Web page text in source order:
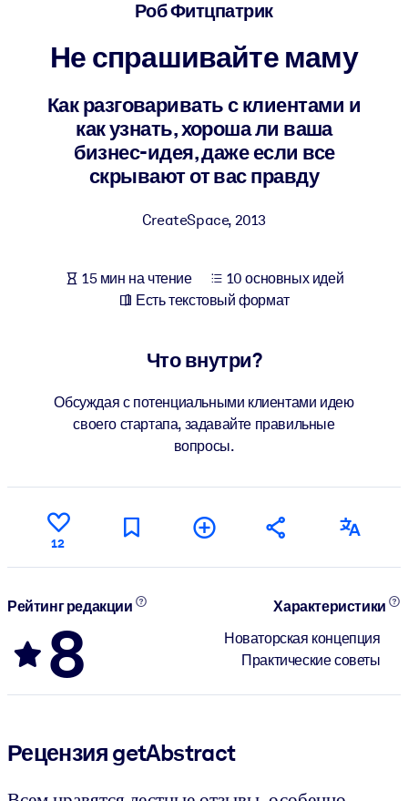
ПО СИСТЕМАМ
Интегрируйте краткие проверенные знания в вашу LMS/LXP для
лучших результатов обучения.
Для корпоративных библиотек
использованию бизнес-знаниями.
Используйте надежные структурированные знания для
результатов ваших ИИ-систем.
Роб Фитцпатрик
Не спрашивайте маму
Как разговаривать с клиентами и
как узнать, хороша ли ваша
бизнес-идея, даже если все
скрывают от вас правду
CreateSpace, 2013
15 мин на чтение
10 основных идей
Есть текстовый формат
Что внутри?
Обсуждая с потенциальными клиентами идею
своего стартапа, задавайте правильные
вопросы.
12
Рейтинг редакции
8
Характеристики
Новаторская концепция
Практические советы
Рецензия getAbstract